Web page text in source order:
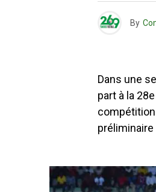
By
Dans une
part à la